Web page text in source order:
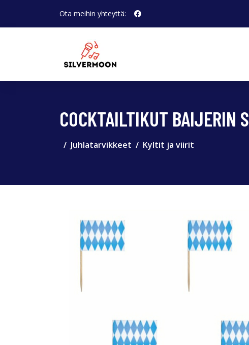
Ota meihin yhteyttä:
COCKTAILTIKUT
Juhlatarvikkeet Kyltit ja viirit